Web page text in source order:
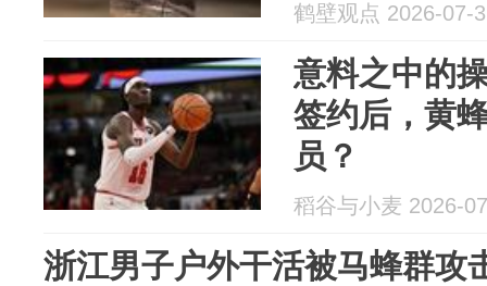
鹤壁观点 2026-07-
意料之中的
签约后，黄
员？
稻谷与小麦 2026-
浙江男子户外干活被马蜂群攻